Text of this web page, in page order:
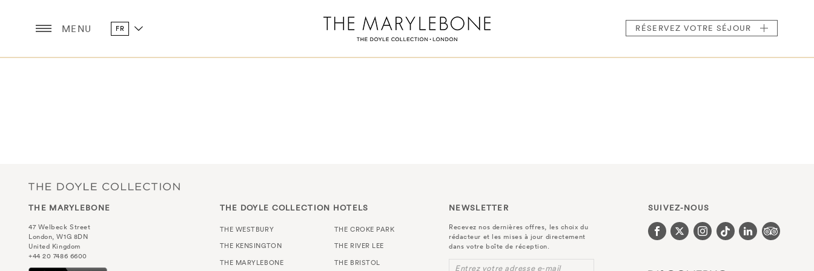
MENU FR RÉSERVEZVOTRE SÉJOUR
THE MARYLEBONE
47 Welbeck Street
London, W1G 8DN
United Kingdom
+44 20 7486 6600
THE DOYLE COLLECTION HOTELS
THE WESTBURY
THE KENSINGTON
THE MARYLEBONE
THE CROKE PARK
THE RIVER LEE
THE BRISTOL
NEWSLETTER
Recevez nos dernières offres, les choix du
rédacteur et les mises à jour directement
dans votre boîte de réception.
Entrez votre adresse e-mail
SUIVEZ-NOUS